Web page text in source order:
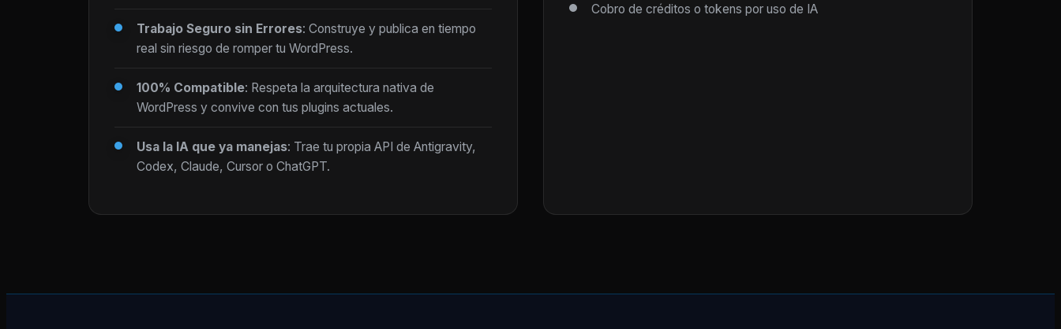
Trabajo Seguro sin Errores: Construye y publica en tiempo
real sin riesgo de romper tu WordPress.
100% Compatible: Respeta la arquitectura nativa de
WordPress y convive con tus plugins actuales.
Usa la IA que ya manejas: Trae tu propia API de Antigravity,
Codex, Claude, Cursor o ChatGPT.
Cobro de créditos o tokens por uso de IA